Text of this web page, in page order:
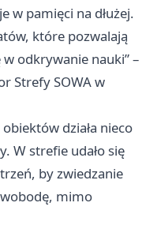
w pamięci na dłużej.
które pozwalają
odkrywanie nauki” –
Strefy SOWA w
działa nieco
W strefie udało się
by zwiedzanie
mimo